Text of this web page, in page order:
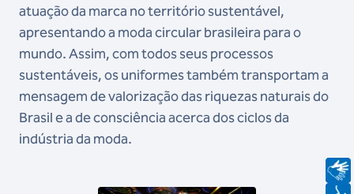
atuação da marca no território sustentável,
apresentando a moda circular brasileira para o
mundo. Assim, com todos seus processos
sustentáveis, os uniformes também transportam a
mensagem de valorização das riquezas naturais do
Brasil e a de consciência acerca dos ciclos da
indústria da moda.